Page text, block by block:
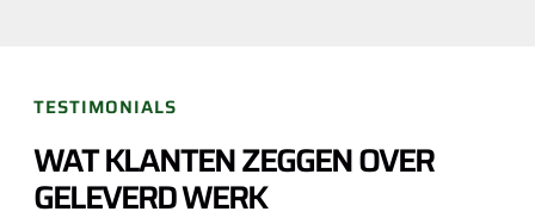
TESTIMONIALS
WAT KLANTEN ZEGGEN OVER
GELEVERD WERK